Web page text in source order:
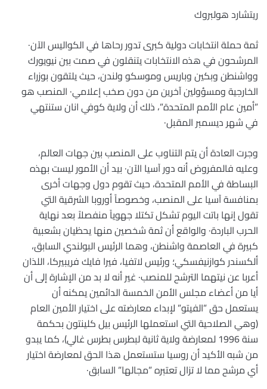
ريتشارد هولبروك
ثمة حملة انتخابات دولية كبرى تدور رحاها في الكواليس الآن·
المرشحون في هذه الانتخابات يتنقلون في صمت بين نيويورك
وواشنطن وبكين وباريس وموسكو ولندن، حيث يلتقون بوزراء
الخارجية ومسؤولين آخرين من دون صخب إعلامي· المنصب هو
”أمين عام الأمم المتحدة”، ذلك أن ولاية كوفي انان ستنتهي
في شهر ديسمبر المقبل·
وجرت العادة أن يتم التناوب على المنصب بين جهات العالم،
وعليه فالمفروض أنه دور آسيا الآن· بيد أن الأمور ليست بهذه
البساطة في الأمم المتحدة، حيث تقوم دول وجهات أخرى
بمنافسة آسيا على المنصب، وخصوصاً أوروبا الشرقية التي
تقول إنها باتت اليوم تشكل تكتلا جهوياً منفصلاً بعد نهاية
الحرب الباردة· والواقع أن ثمة شخصين منها يحظيان بشعبية
كبيرة في العاصمة واشنطن، وهما الرئيس البولندي السابق،
ألكسندر كوازنيفسكي؛ ورئيس لاتفيا، فيرا فايك فريبيركا، اللذان
أعربا عن نيتهما الترشح للمنصب· غير أنه لا بد من الإشارة إلى أن
أيا من أعضاء مجلس الأمن الخمسة الدائمين يمكنه أن
يستعمل حق ”الفيتو” لإبداء معارضته على اختيار الأمين العام
(وهي الصلاحية التي استعملها الرئيس بيل كلينتون بحكمة
سنة 1996 لمعارضة ولاية ثانية لبطرس بطرس غالي)، كما يبدو
من شبه الأكيد أن روسيا ستستعمل هذا الحق لمعارضة اختيار
أي مرشح مما لا تزال تعتبره ”مجالها” السابق·